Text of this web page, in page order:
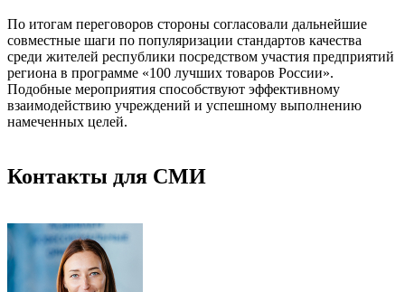
По итогам переговоров стороны согласовали дальнейшие
совместные шаги по популяризации стандартов качества
среди жителей республики посредством участия предприятий
региона в программе «100 лучших товаров России».
Подобные мероприятия способствуют эффективному
взаимодействию учреждений и успешному выполнению
намеченных целей.
Контакты для СМИ